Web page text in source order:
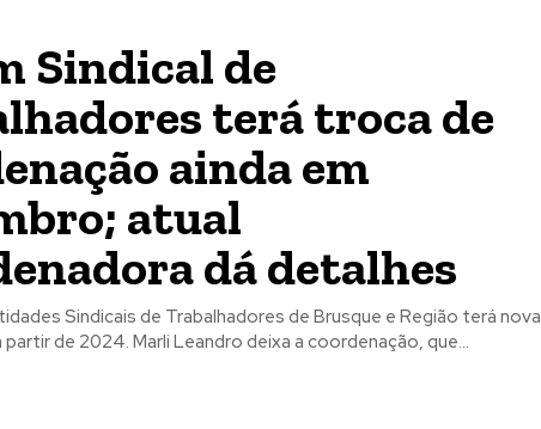
Sindical de
terá troca de
ainda em
atual
dá detalhes
Sindicais de Trabalhadores de Brusque e Região terá nova
de 2024. Marli Leandro deixa a coordenação, que...